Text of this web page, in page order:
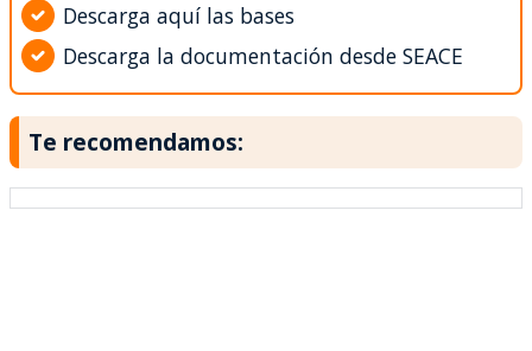
Descarga aquí las bases
Descarga la documentación desde SEACE
Te recomendamos: